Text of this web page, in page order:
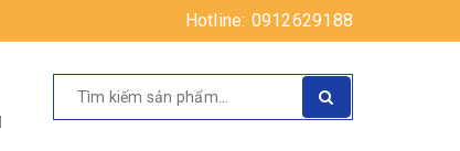
Hotline: 0912629188